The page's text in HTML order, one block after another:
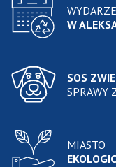
W
SOS
SPRAWY
MIASTO